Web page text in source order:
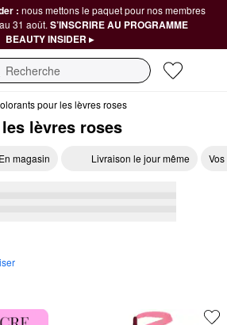
: nous mettons le paquet pour nos membres
31 août. S’INSCRIRE AU PROGRAMME
BEAUTY INSIDER ▸
pour les lèvres roses
lèvres roses
En magasin Livraison le jour même
roses